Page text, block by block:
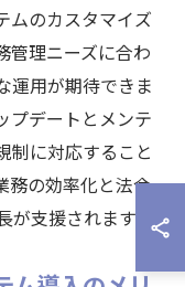
ムのカスタマイズ
管理ニーズに合わ
運用が期待できま
プデートとメンテ
制に対応すること
務の効率化と法令
支援されます。